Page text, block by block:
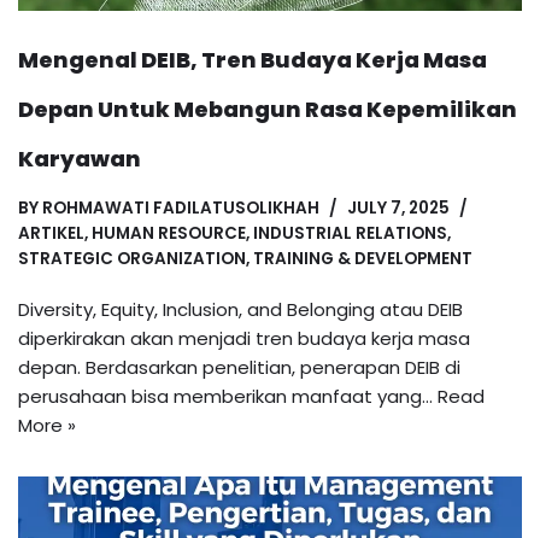
Mengenal DEIB, Tren Budaya Kerja Masa
Depan Untuk Mebangun Rasa Kepemilikan
Karyawan
BY ROHMAWATI FADILATUSOLIKHAH
JULY 7, 2025
ARTIKEL, HUMAN RESOURCE, INDUSTRIAL RELATIONS,
STRATEGIC ORGANIZATION, TRAINING & DEVELOPMENT
Diversity, Equity, Inclusion, and Belonging atau DEIB
diperkirakan akan menjadi tren budaya kerja masa
depan. Berdasarkan penelitian, penerapan DEIB di
perusahaan bisa memberikan manfaat yang… Read
More »